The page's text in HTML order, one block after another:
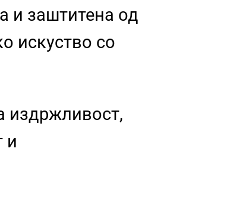
и заштитена од
искуство со
издржливост,
и